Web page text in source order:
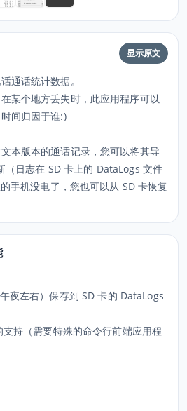
显示原文
通话统计数据。
某个地方丢失时，此应用程序可以
间归因于谁:)
本版本的通话记录，您可以将其导
（日志在 SD 卡上的 DataLogs 文件
手机没电了，您也可以从 SD 卡恢复
夜左右）保存到 SD 卡的 DataLogs
持（需要特殊的命令行前端应用程